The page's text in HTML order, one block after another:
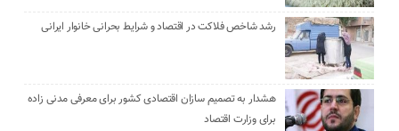
رشد شاخص فلاکت در اقتصاد و شرایط بحرانی خانوار ایرانی
هشدار به تصمیم سازان اقتصادی کشور برای معرفی مدنی زاده
برای وزارت اقتصاد